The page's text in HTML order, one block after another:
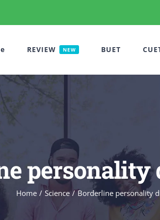
REVIEW NEW BUET
personality
Home Science Borderline personality